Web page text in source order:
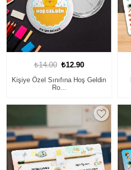
₺14.00 ₺12.90
Kişiye Özel Sınıfına Hoş Geldin
Ro...